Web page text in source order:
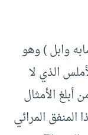
وابل ) وهو
الذي لا
الأمثال
المرائي